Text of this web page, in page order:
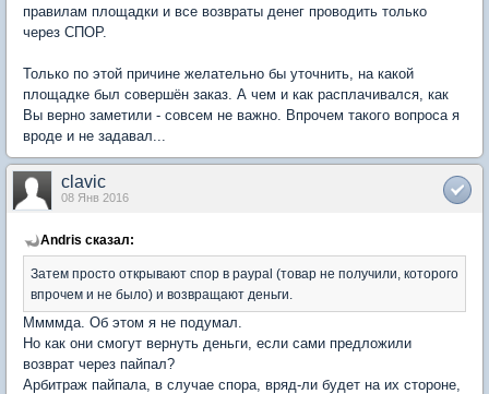
правилам площадки и все возвраты денег проводить только
через СПОР.
Только по этой причине желательно бы уточнить, на какой
площадке был совершён заказ. А чем и как расплачивался, как
Вы верно заметили - совсем не важно. Впрочем такого вопроса я
вроде и не задавал...
clavic
08 Янв 2016
Andris сказал:
Затем просто открывают спор в paypal (товар не получили, которого
впрочем и не было) и возвращают деньги.
Ммммда. Об этом я не подумал.
Но как они смогут вернуть деньги, если сами предложили
возврат через пайпал?
Арбитраж пайпала, в случае спора, вряд-ли будет на их стороне,